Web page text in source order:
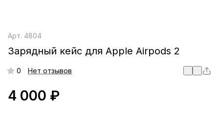
Арт. 4804
Зарядный кейс для Apple Airpods 2
0 Нет отзывов
4 000 ₽